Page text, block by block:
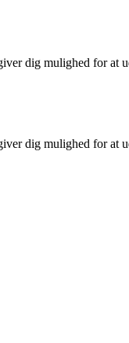
dig mulighed for
dig mulighed for